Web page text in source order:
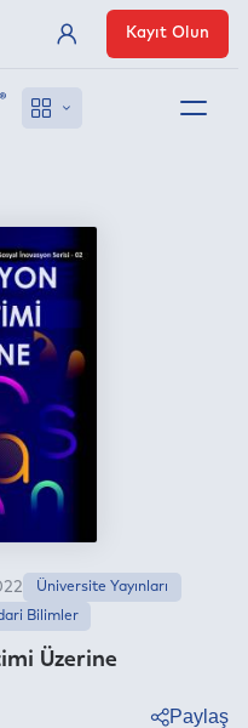
Üye Girişi
Kayıt Olun
Üzerine
Üniversite Yayınları
Bilimler
Paylaş